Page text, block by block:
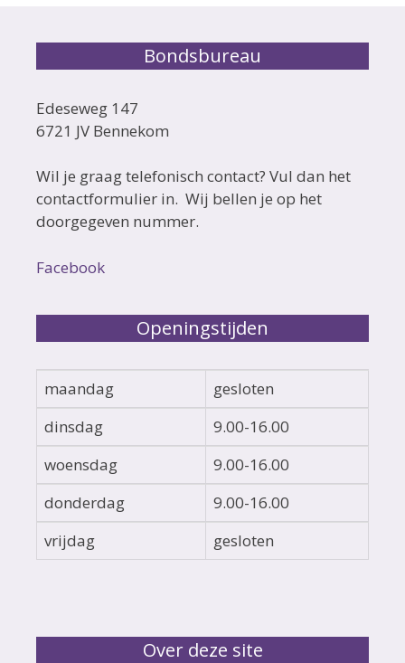
Bondsbureau
Edeseweg 147
6721 JV Bennekom
Wil je graag telefonisch contact? Vul dan het
contactformulier in. Wij bellen je op het
doorgegeven nummer.
Facebook
Openingstijden
maandag
gesloten
dinsdag
9.00-16.00
woensdag
9.00-16.00
donderdag
9.00-16.00
vrijdag
gesloten
Over deze site